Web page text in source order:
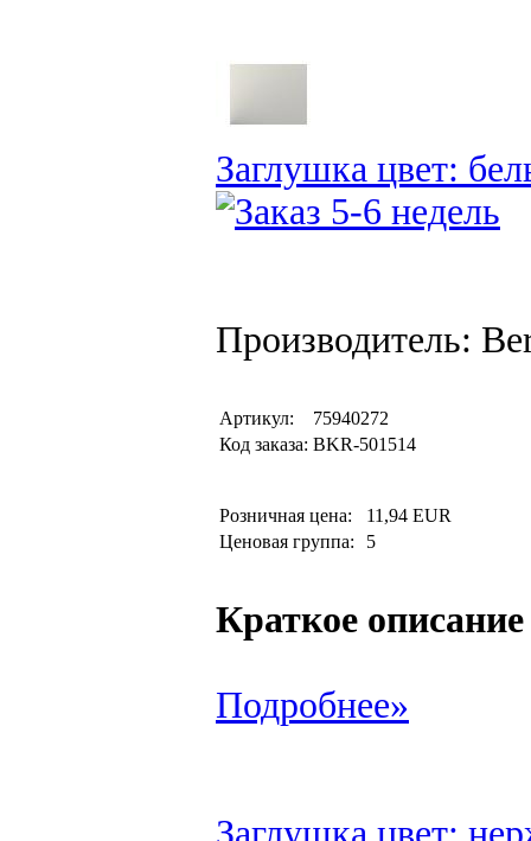
Заглушка цвет:
Производитель:
Артикул:
75940272
Код заказа: BKR-501514
Розничная цена:
11,94 EUR
Ценовая группа:
5
Краткое описание
Подробнее»